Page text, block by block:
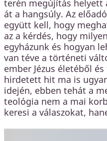
terén megújítás helyett
át a hangsúly. Az
együtt kell, hogy
az a kérdés, hogy
egyházunk és hogyan
van téve a történeti
ember Jézus életéből
hirdetett hit ma is
idején, ebben tehát a
teológia nem a mai
keresi a válaszokat,